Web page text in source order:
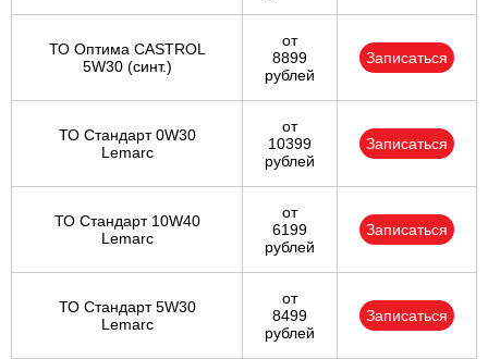
ТО Оптима CASTROL
5W30 (синт.)
от
8899
рублей
Записаться
ТО Стандарт 0W30
Lemarc
от
10399
рублей
Записаться
ТО Стандарт 10W40
Lemarc
от
6199
рублей
Записаться
ТО Стандарт 5W30
Lemarc
от
8499
рублей
Записаться